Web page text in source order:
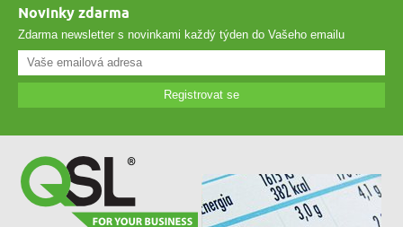
Novinky zdarma
Zdarma newsletter s novinkami každý týden do Vašeho emailu
Registrovat se